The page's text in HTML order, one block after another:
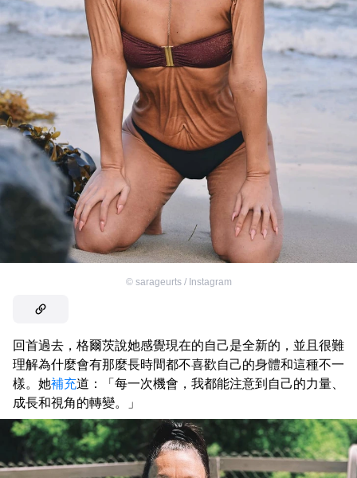
© sarageurts / Instagram
回首過去，格爾茨說她感覺現在的自己是全新的，並且很難
理解為什麼會有那麼長時間都不喜歡自己的身體和這種不一
樣。她補充道：「每一次機會，我都能注意到自己的力量、
成長和視角的轉變。」